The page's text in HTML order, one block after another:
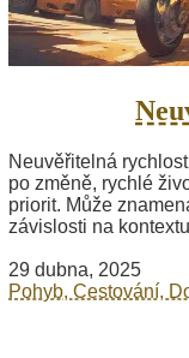
Neuvěřitelná
po změně, rychlé
priorit. Může
závislosti na
29 dubna, 2025
Pohyb, Cestování,